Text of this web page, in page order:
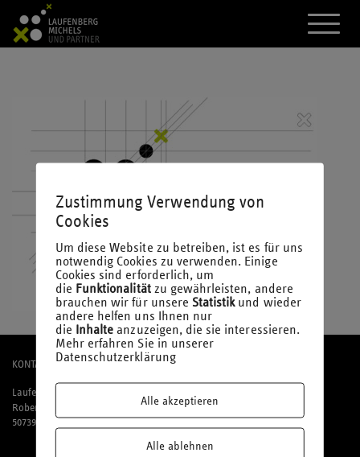
A
k
t
a
KONTAKT
Laufenberg Michels und Partner mbB
Robert-Perthel-Straße 81
50739 Köln
Zustimmung Verwendung von
Cookies
Um diese Website zu betreiben, ist es für uns
notwendig Cookies zu verwenden. Einige
Cookies sind erforderlich, um
die Funktionalitätzu gewährleisten, andere
brauchen wir für unsere Statistikund wieder
andere helfen uns Ihnen nur
die Inhalte anzuzeigen, die sie interessieren.
Mehr erfahren Sie in unserer
Datenschutzerklärung
Alle akzeptieren
Alle ablehnen